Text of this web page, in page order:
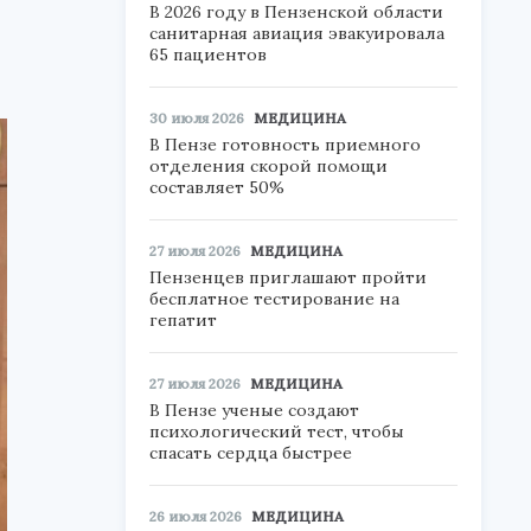
В 2026 году в Пензенской области
санитарная авиация эвакуировала
65 пациентов
30 июля 2026 МЕДИЦИНА
В Пензе готовность приемного
отделения скорой помощи
составляет 50%
27 июля 2026 МЕДИЦИНА
Пензенцев приглашают пройти
бесплатное тестирование на
гепатит
27 июля 2026 МЕДИЦИНА
В Пензе ученые создают
психологический тест, чтобы
спасать сердца быстрее
26 июля 2026 МЕДИЦИНА